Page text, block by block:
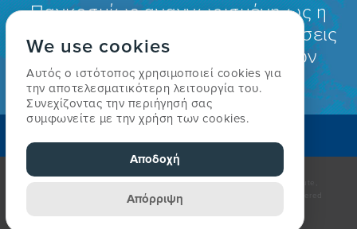
Παγκοσμίως αναγνωρισμένη ως η
κορυφαία θεραπεία για τις παθήσεις
της οσφύος του αυχένα και των
περιφερειακών αρθρώσεων
McKenzie Method and Mechanical Diagnosis and Therapy are registered
trademarks of The McKenzie Institute
We use cookies
Αυτός ο ιστότοπος χρησιμοποιεί cookies για
την αποτελεσματικότερη λειτουργία του.
Συνεχίζοντας την περιήγησή σας
συμφωνείτε με την χρήση των cookies.
Αποδοχή
Απόρριψη